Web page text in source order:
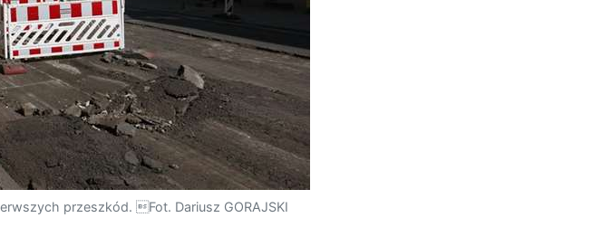
przeszkód. Fot. Dariusz GORAJSKI